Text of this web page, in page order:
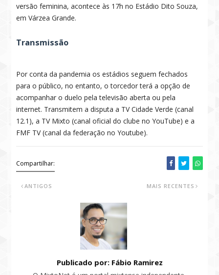
versão feminina, acontece às 17h no Estádio Dito Souza,
em Várzea Grande.
Transmissão
Por conta da pandemia os estádios seguem fechados
para o público, no entanto, o torcedor terá a opção de
acompanhar o duelo pela televisão aberta ou pela
internet. Transmitem a disputa a TV Cidade Verde (canal
12.1), a TV Mixto (canal oficial do clube no YouTube) e a
FMF TV (canal da federação no Youtube).
Compartilhar:
MAIS RECENTES
ANTIGOS
Publicado por: Fábio Ramirez